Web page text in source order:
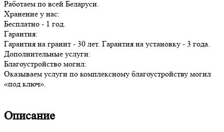
Работаем по всей Беларуси.
Хранение у нас:
Бесплатно - 1 год.
Гарантия:
Гарантия на гранит - 30 лет. Гарантия на установку - 3 года.
Дополнительные услуги:
Благоустройство могил:
Оказываем услуги по комплексному благоустройству могил
«под ключ».
Описание